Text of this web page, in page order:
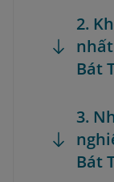
2.
Bát
3.
Bát